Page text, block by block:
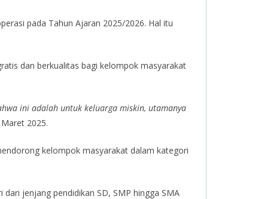
pada Tahun Ajaran 2025/2026. Hal itu
dan berkualitas bagi kelompok masyarakat
ini adalah untuk keluarga miskin, utamanya
2025.
kelompok masyarakat dalam kategori
jenjang pendidikan SD, SMP hingga SMA